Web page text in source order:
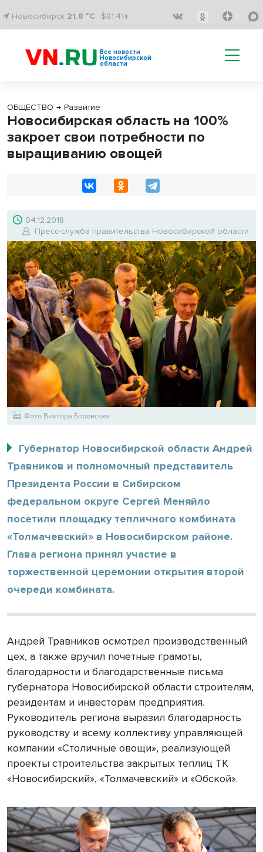
Новосибирск 21.8 °C $81.41↑
Все новости
Новосибирской
области
ОБЩЕСТВО → Развитие
Новосибирская область на 100%
закроет свои потребности по
выращиванию овощей
04.12.2018
Пресс-служба правительства Новосибирской области
Фото Виктора Боровских
Губернатор Новосибирской области Андрей
Травников и полномочный представитель
Президента России в Сибирском
федеральном округе Сергей Меняйло
посетили площадку тепличного комбината
«Толмачевский» в Новосибирском районе.
Глава региона принял участие в
торжественной церемонии открытия второй
очереди комбината.
Андрей Травников осмотрел производственный
цех, а также вручил почетные грамоты,
благодарности и благодарственные письма
губернатора Новосибирской области строителям,
резидентам и инвесторам предприятия.
Руководитель региона выразил благодарность
руководству и всему коллективу управляющей
компании «Столичные овощи», реализующей
проекты строительства закрытых теплиц ТК
«Новосибирский», «Толмачевский» и «Обской».